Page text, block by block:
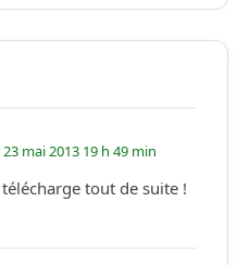
23 mai 2013 19 h 49 min
tout de suite !